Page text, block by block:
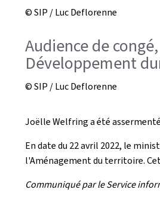
© SIP / Luc Deflorenne
Audience de
Développement
© SIP / Luc Deflorenne
Joëlle Welfring a été
En date du 22 avril 2022, le
l'Aménagement du territoire.
Communiqué par le Service